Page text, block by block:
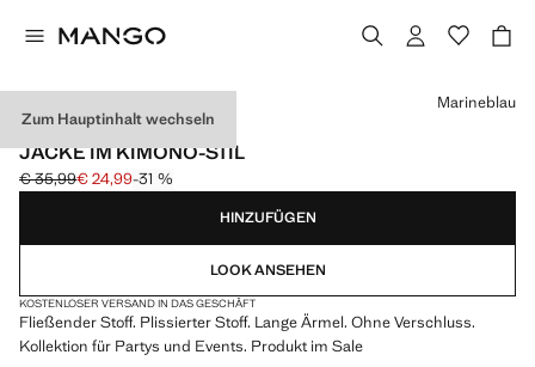
Zum Hauptinhalt wechseln
EVENTS
JACKE IM KIMONO-STIL
Ausgangspreis durchgestrichen [€ 35,99 ]
€ 35,99
Aktueller Preis [€ 24,99 ]
€ 24,99-31 %
Wählen Sie eine Farbe
Marineblau
HINZUFÜGEN
LOOK ANSEHEN
KOSTENLOSER VERSAND IN DAS GESCHÄFT
Fließender Stoff. Plissierter Stoff. Lange Ärmel. Ohne Verschluss.
Kollektion für Partys und Events. Produkt im Sale